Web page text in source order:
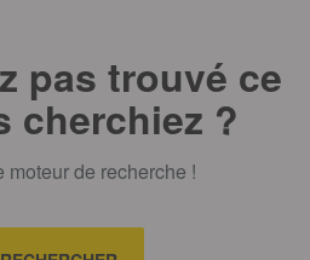
pas trouvé ce
cherchiez ?
moteur de recherche !